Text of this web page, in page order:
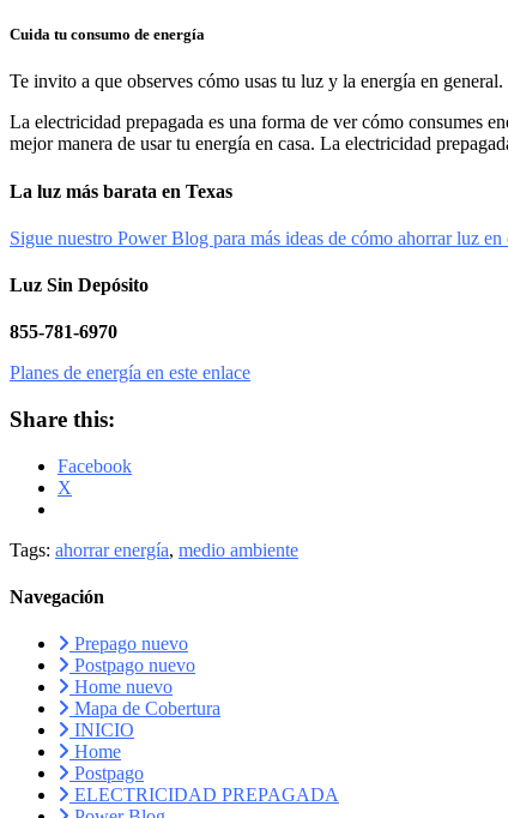
Cuida tu consumo de energía
Te invito a que observes cómo usas tu luz y la energía en
La electricidad prepagada es una forma de ver cómo consumes
mejor manera de usar tu energía en casa. La electricidad
La luz más barata en Texas
Sigue nuestro Power Blog para más ideas de cómo ahorrar luz en
Luz Sin Depósito
855-781-6970
Planes de energía en este enlace
Share this:
Facebook
X
Tags: ahorrar energía, medio ambiente
Navegación
Prepago nuevo
Postpago nuevo
Home nuevo
Mapa de Cobertura
INICIO
Home
Postpago
ELECTRICIDAD PREPAGADA